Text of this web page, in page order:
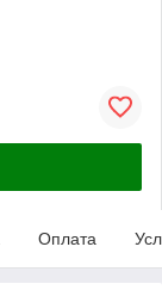
Оплата